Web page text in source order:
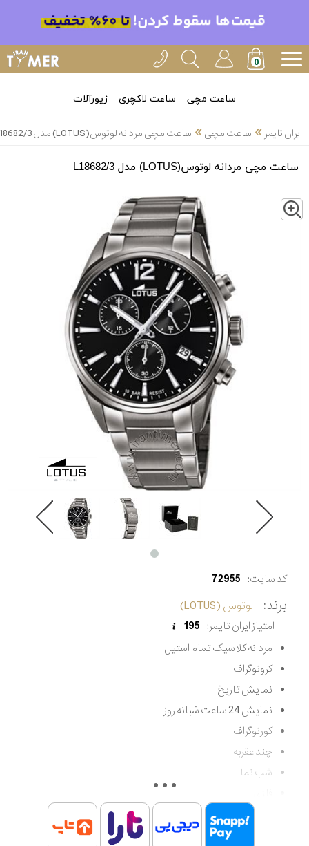
ساعت مچی ساعت لاکچری زیورآلات
ایران تایمر » ساعت مچی» ساعت مچی مردانه لوتوس(LOTUS) مدل L18682/3
ساعت مچی مردانه لوتوس(LOTUS) مدل L18682/3
کد سایت: 72955
برند: لوتوس (LOTUS)
امتیاز ایران تایمر: 195
مردانه کلاسیک تمام استیل
کرونوگراف
نمایش تاریخ
نمایش 24 ساعت شبانه روز
کورنوگراف
چند عقربه
شب نما
تقویم
عقربه ای آنالوگ